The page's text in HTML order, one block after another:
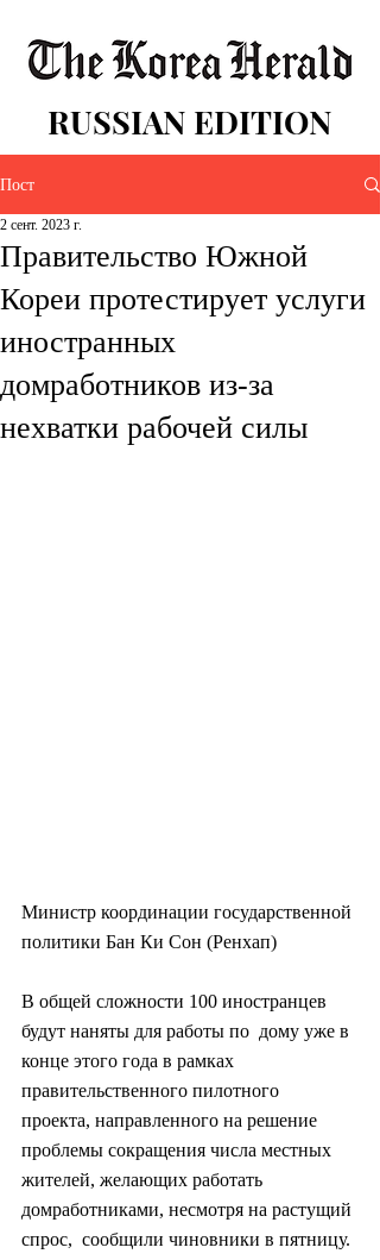
RUSSIAN EDITION
Пост
Правительство Южной
Кореи протестирует услуги
иностранных
домработников из-за
нехватки рабочей силы
2 сент. 2023 г.
Министр координации государственной
политики Бан Ки Сон (Ренхап)
В общей сложности 100 иностранцев
будут наняты для работы по  дому уже в
конце этого года в рамках
правительственного пилотного
проекта, направленного на решение
проблемы сокращения числа местных
жителей, желающих работать
домработниками, несмотря на растущий
спрос,  сообщили чиновники в пятницу.